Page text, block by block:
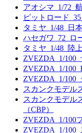
アオシマ_1/72_
ピットロード
タミヤ_1/48_日
ハセガワ_72_ロ
タミヤ_1/48_陸
ZVEZDA_1/
ZVEZDA_1/
ZVEZDA_1/
スカンクモデル
スカンクモデル
（CBP）
ZVEZDA_1/100
ZVEZDA_1/